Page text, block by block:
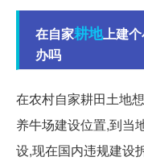
在自家耕地上建
办吗
在农村自家耕田土地
养牛场建设位置,到当
设,现在国内违规建设